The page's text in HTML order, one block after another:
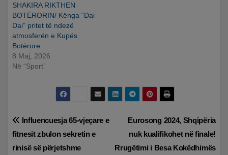
SHAKIRA RIKTHEN
BOTËRORIN/ Kënga “Dai
Dai” pritet të ndezë
atmosferën e Kupës
Botërore
8 Maj, 2026
Në “Sport”
Lëvizje
te
Eurosong 2024, Shqipëria
nuk kualifikohet në finale!
Rrugëtimi i Besa Kokëdhimës
Influencuesja 65-vjeçare e
fitnesit zbulon sekretin e
rinisë së përjetshme